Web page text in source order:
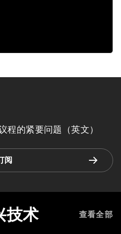
程的紧要问题（英文）
阅
技术 查看全部